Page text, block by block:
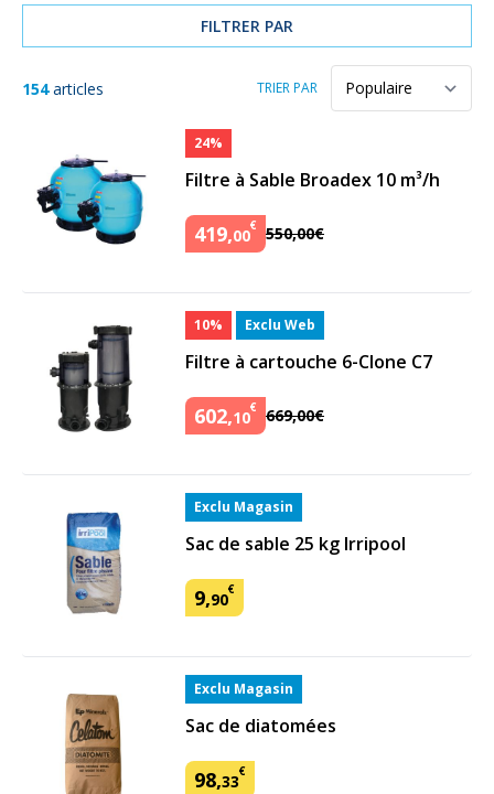
FILTRER PAR
TRIER PAR
154articles
24%
Filtre à Sable Broadex 10 m³/h
419,00€ 550,00€
10% Exclu Web
Filtre à cartouche 6-Clone C7
602,10€ 669,00€
Exclu Magasin
Sac de sable 25 kg Irripool
9,90€
Exclu Magasin
Sac de diatomées
98,33€